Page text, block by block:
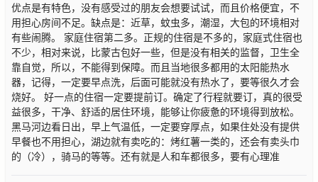
优点是有特色，没有感受过的朋友会想要试试，而且价格便宜，不
用担心房间不足。缺点是：近草，蚊虫多，潮湿，大包的环境相对
有些闹腾。 家庭住宿第二多。正规的住宿是不多的，家庭式住宿也
不少，相对来说，比蒙古包好一些，但是没有相关的监督，卫生全
靠自觉，所以，不能得到保障。而且当地很多都用的太阳能热水
器，记得，一定要早点洗，后面可能就没有热水了，要等很久才会
烧好。 好一点的住宿一定要提前订。确定了行程就要订，真的很受
益很多，干净、舒适的居住环境，能够让你疲惫的环境得到放松。
黑马河边看日出，早上气温低，一定要穿厚点，如果住处没有提供
早餐也不用担心，湖边就有卖吃的：烤红薯一类的，还会有卖头巾
的（冷），骑马的等等。还有就是人和车都很多，要有心理准